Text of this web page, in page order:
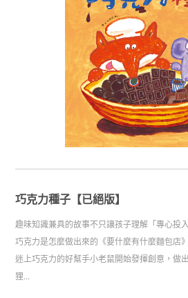
巧克力種子【已絕版】
趣味知識兼具的故事不只讓孩子理解「專心投
巧克力是怎麼做出來的《要什麼有什麼麵包店
迷上巧克力的好幫手小老鼠開始發揮創意，做
狸...